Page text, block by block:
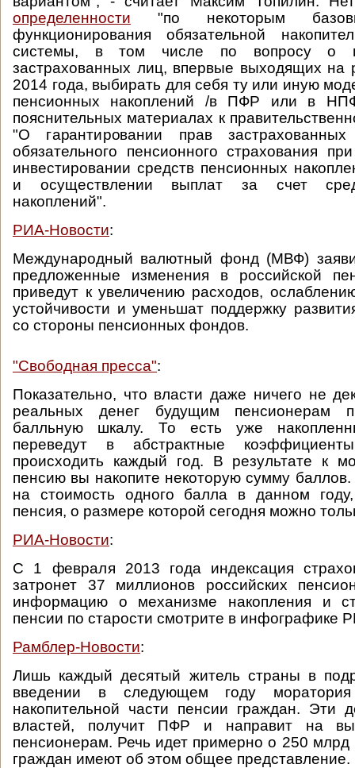
определенности "по некоторым
функционирования обязательной
системы, в том числе по вопросу о
застрахованных лиц, впервые выходящих на
2014 года, выбирать для себя ту или иную
пенсионных накоплений /в ПФР или в
пояснительных материалах к
"О гарантировании прав
обязательного пенсионного страхования
инвестировании средств пенсионных
и осуществлении выплат за счет
накоплений".
РИА-Новости:
Международный валютный фонд (МВФ)
предложенные изменения в российской
приведут к увеличению расходов,
устойчивости и уменьшат поддержку
со стороны пенсионных фондов.
"Свободная пресса":
Показательно, что власти даже ничего не
реальных денег будущим пенсионерам
балльную шкалу. То есть уже
переведут в абстрактные
происходить каждый год. В результате к
пенсию вы накопите некоторую сумму
на стоимость одного балла в данном
пенсия, о размере которой сегодня можно
РИА-Новости:
С 1 февраля 2013 года индексация
затронет 37 миллионов российских
информацию о механизме накопления и
пенсии по старости смотрите в инфографике
Рамблер-Новости:
Лишь каждый десятый житель страны в
введении в следующем году
накопительной части пенсии граждан. Эти
властей, получит ПФР и направит на
пенсионерам. Речь идет примерно о 250
граждан имеют об этом общее представление.